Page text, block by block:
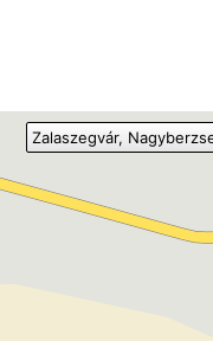
Zalaszegvár,